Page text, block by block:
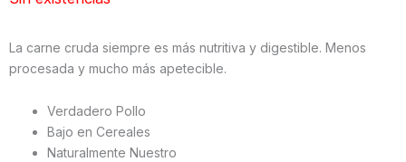
La carne cruda siempre es más nutritiva y digestible. Menos
procesada y mucho más apetecible.
Verdadero Pollo
Bajo en Cereales
Naturalmente Nuestro